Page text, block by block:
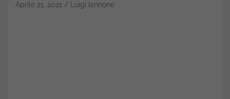
Aprile 21, 2021 Luigi Iannone